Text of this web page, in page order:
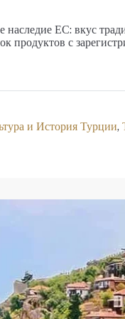
наследие ЕС: вкус
продуктов с
и История Турции,